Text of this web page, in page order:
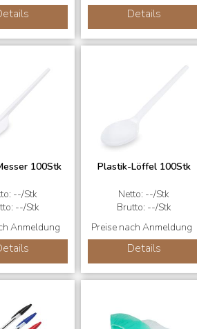
Details
100Stk
--/Stk
--/Stk
Anmeldung
Plastik-Löffel 100Stk
Netto: --/Stk
Brutto: --/Stk
Preise nach Anmeldung
Details